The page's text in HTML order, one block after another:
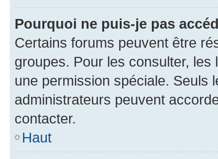
Pourquoi ne puis-je pas
Certains forums peuvent être
groupes. Pour les consulter,
une permission spéciale. Seuls
administrateurs peuvent
contacter.
Haut